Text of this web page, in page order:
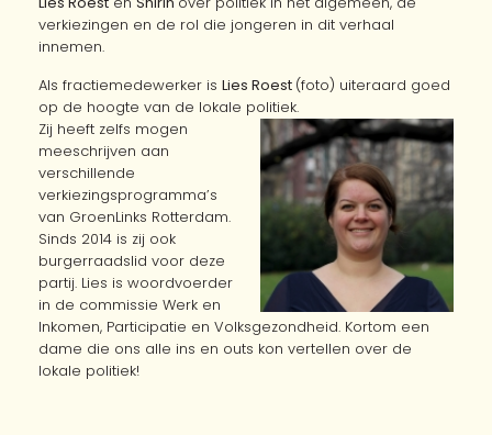
verkiezingen en de rol die jongeren in dit verhaal
innemen.
Als fractiemedewerker is Lies Roest (foto) uiteraard goed
op de hoogte van de lokale politiek.
Zij heeft zelfs mogen
meeschrijven aan
verschillende
verkiezingsprogramma’s
van GroenLinks Rotterdam.
Sinds 2014 is zij ook
burgerraadslid voor deze
partij. Lies is woordvoerder
in de commissie Werk en
Inkomen, Participatie en Volksgezondheid. Kortom een
dame die ons alle ins en outs kon vertellen over de
lokale politiek!